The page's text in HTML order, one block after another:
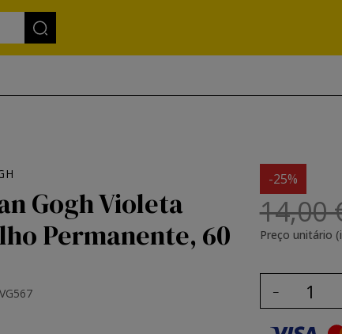
Gogh Violeta
Permanente, 60
-25%
14,00
Preço unitário